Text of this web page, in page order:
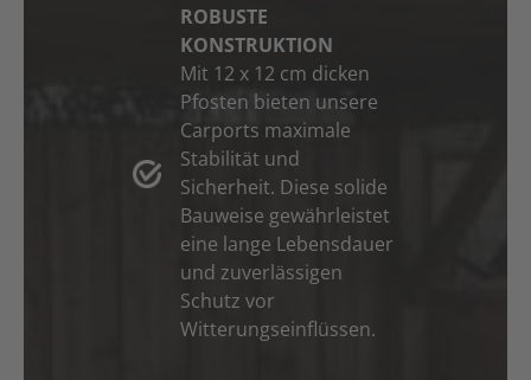
ROBUSTE
KONSTRUKTION
Mit 12 x 12 cm dicken
Pfosten bieten unsere
Carports maximale
Stabilität und
Sicherheit. Diese solide
Bauweise gewährleistet
eine lange Lebensdauer
und zuverlässigen
Schutz vor
Witterungseinflüssen.